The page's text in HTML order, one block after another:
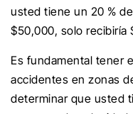
usted tiene un 20 %
$50,000, solo recibiría
Es fundamental tener
accidentes en zonas
determinar que usted